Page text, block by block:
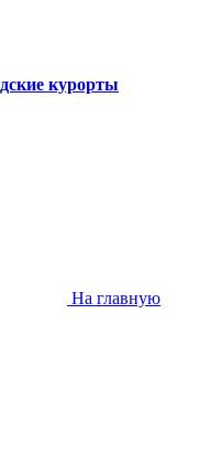
курорты
На главную